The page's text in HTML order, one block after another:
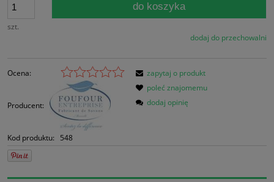
szt.
do koszyka
dodaj do przechowalni
Ocena:
Producent:
Kod produktu: 548
zapytaj o produkt
poleć znajomemu
dodaj opinię